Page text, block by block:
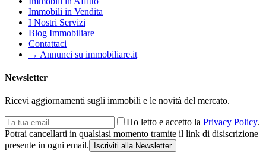
Immobili in Vendita
I Nostri Servizi
Blog Immobiliare
Contattaci
→ Annunci su immobiliare.it
Newsletter
Ricevi aggiornamenti sugli immobili e le novità del mercato.
Ho letto e accetto la Privacy Policy.
Potrai cancellarti in qualsiasi momento tramite il link di disiscrizione
presente in ogni email.
Iscriviti alla Newsletter